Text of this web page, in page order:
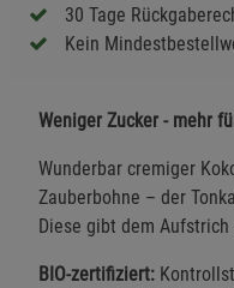
30 Tage
Kein
Weniger Zucker - mehr
Wunderbar cremiger
Zauberbohne – der
Diese gibt dem
BIO-zertifiziert: